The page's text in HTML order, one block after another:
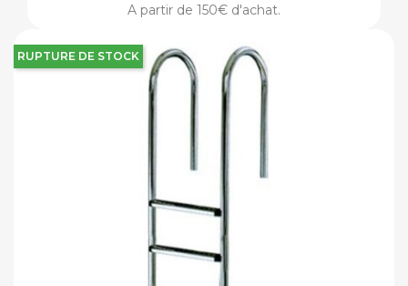
RUPTURE DE STOCK
A partir de 150€ d'achat.